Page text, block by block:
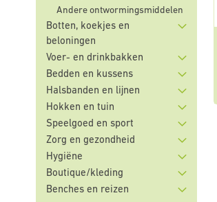
Andere ontwormingsmiddelen
Botten, koekjes en
beloningen
Voer- en drinkbakken
Bedden en kussens
Halsbanden en lijnen
Hokken en tuin
Speelgoed en sport
Zorg en gezondheid
Hygiëne
Boutique/kleding
Benches en reizen